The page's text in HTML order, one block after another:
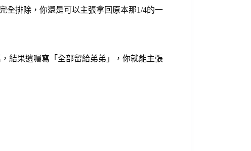
全排除，你還是可以主張拿回原本那1/4的一
結果遺囑寫「全部留給弟弟」，你就能主張